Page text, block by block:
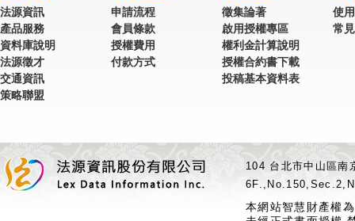
法源資訊
產品服務
資料庫說明
法源徵才
交通資訊
策略聯盟
申請流程
會員條款
授權費用
付款方式
徵集論著
啟用授權專區
權利金計算說明
授權合約書下載
投稿基本資料表
使
常
104 台北市中山區
本網站智慧財產權